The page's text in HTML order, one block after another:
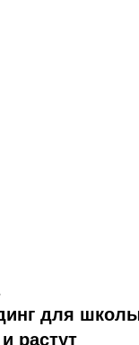
для
растут